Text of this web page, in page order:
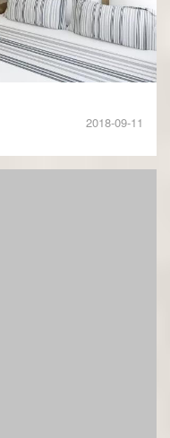
2018-09-11